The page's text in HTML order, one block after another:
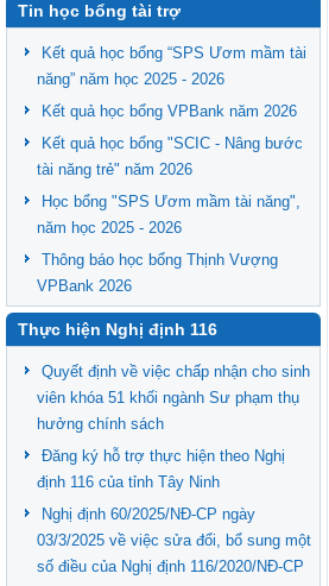
Tin học bổng tài trợ
Kết quả học bổng “SPS Ươm mầm tài
năng” năm học 2025 - 2026
Kết quả học bổng VPBank năm 2026
Kết quả học bổng "SCIC - Nâng bước
tài năng trẻ" năm 2026
Học bổng "SPS Ươm mầm tài năng",
năm học 2025 - 2026
Thông báo học bổng Thịnh Vượng
VPBank 2026
Thực hiện Nghị định 116
Quyết định về việc chấp nhận cho sinh
viên khóa 51 khối ngành Sư phạm thụ
hưởng chính sách
Đăng ký hỗ trợ thực hiện theo Nghị
định 116 của tỉnh Tây Ninh
Nghị định 60/2025/NĐ-CP ngày
03/3/2025 về việc sửa đổi, bổ sung một
số điều của Nghị định 116/2020/NĐ-CP